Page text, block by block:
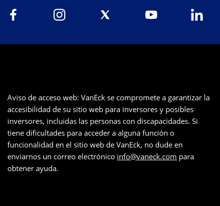
Aviso de acceso web: VanEck se compromete a garantizar la
accesibilidad de su sitio web para inversores y posibles
inversores, incluidas las personas con discapacidades. Si
tiene dificultades para acceder a alguna función o
funcionalidad en el sitio web de VanEck, no dude en
enviarnos un correo electrónico info@vaneck.com para
obtener ayuda.